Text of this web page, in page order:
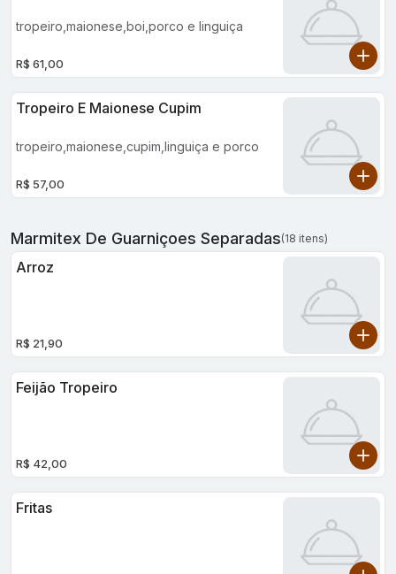
tropeiro,maionese,boi,porco e linguiça
R$ 61,00
Tropeiro E Maionese Cupim
tropeiro,maionese,cupim,linguiça e porco
R$ 57,00
Marmitex De Guarniçoes Separadas(18 itens)
Arroz
R$ 21,90
Feijão Tropeiro
R$ 42,00
Fritas